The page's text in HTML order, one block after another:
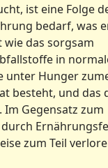
ist eine Folge
bedarf, was
das sorgsam
in
unter Hunger
besteht, und das
Gegensatz zum
zum Teil